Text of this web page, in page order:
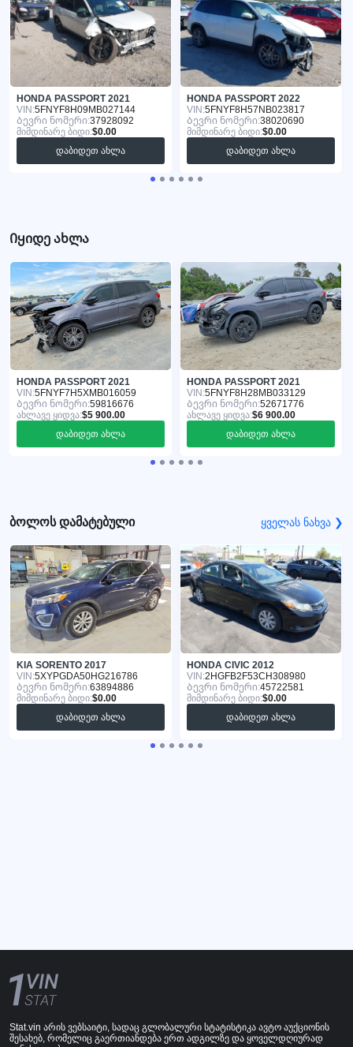
HONDA PASSPORT 2021
VIN:5FNYF8H09MB027144
Ბევრი ნომერი:37928092
მიმდინარე ბიდი:$0.00
დაბიდეთ ახლა
HONDA PASSPORT 2022
VIN:5FNYF8H57NB023817
Ბევრი ნომერი:38020690
მიმდინარე ბიდი:$0.00
დაბიდეთ ახლა
Იყიდე ახლა
HONDA PASSPORT 2021
VIN:5FNYF7H5XMB016059
Ბევრი ნომერი:59816676
ახლავე ყიდვა:$5 900.00
დაბიდეთ ახლა
HONDA PASSPORT 2021
VIN:5FNYF8H28MB033129
Ბევრი ნომერი:52671776
ახლავე ყიდვა:$6 900.00
დაბიდეთ ახლა
ბოლოს დამატებული ყველას ნახვა ❯
KIA SORENTO 2017
VIN:5XYPGDA50HG216786
Ბევრი ნომერი:63894886
მიმდინარე ბიდი:$0.00
დაბიდეთ ახლა
HONDA CIVIC 2012
VIN:2HGFB2F53CH308980
Ბევრი ნომერი:45722581
მიმდინარე ბიდი:$0.00
დაბიდეთ ახლა
Stat.vin არის ვებსაიტი, სადაც გლობალური სტატისტიკა ავტო აუქციონის
შესახებ, რომელიც გაერთიანდება ერთ ადგილზე და ყოველდღიურად